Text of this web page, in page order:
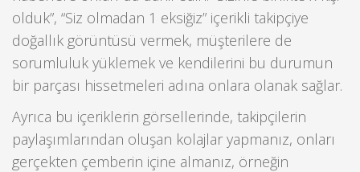
olduk”, “Siz olmadan 1 eksiğiz” içerikli takipçiye
doğallık görüntüsü vermek, müşterilere de
sorumluluk yüklemek ve kendilerini bu durumun
bir parçası hissetmeleri adına onlara olanak sağlar.
Ayrıca bu içeriklerin görsellerinde, takipçilerin
paylaşımlarından oluşan kolajlar yapmanız, onları
gerçekten çemberin içine almanız, örneğin